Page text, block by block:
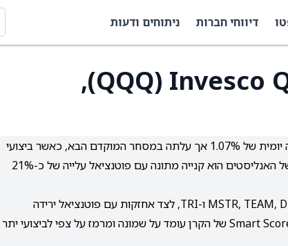
דיווחי חברות ניתוחים ודעות
עדכון יומי Invesco QQQ Trust ETF‏ (QQQ),
קרן הסל QQQ, שעוקבת אחרי מדד נאסד"ק 100, רשמה ירידה יומית של 1.07% אך עלתה במסחר המוקדם הבא, כאשר ביצועי
השנה האחרונה עומדים על עלייה של כ-1.94% והדירוג הכולל של האנליסטים הוא קנייה מתונה עם פוטנציאל עלייה של כ-21%
ל-QQQ יש אחזקות עם פוטנציאל עלייה גבוה כגון MSTR, TEAM, DDOG, ARM ו-TRI, לצד אחזקות עם פוטנציאל ירידה
משמעותי כמו INTC, WDC, WBD, TSLA ו-ODFL, כאשר ה-Smart Score של הקרן עומד על שמונה ומרמז על צפי לביצועי יתר